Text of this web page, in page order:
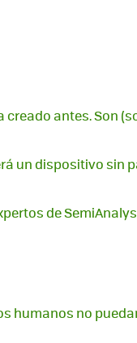
creado antes. Son
un dispositivo sin
de
humanos no